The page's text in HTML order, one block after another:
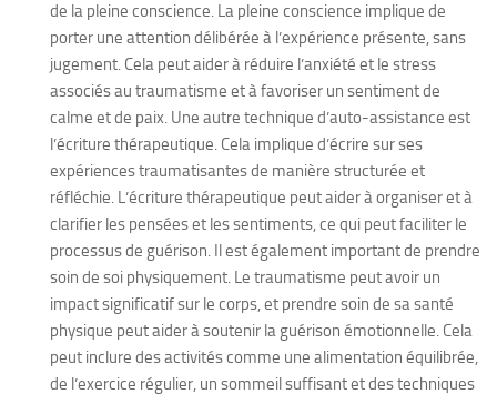
de la pleine conscience. La pleine conscience implique de
porter une attention délibérée à l’expérience présente, sans
jugement. Cela peut aider à réduire l’anxiété et le stress
associés au traumatisme et à favoriser un sentiment de
calme et de paix. Une autre technique d’auto-assistance est
l’écriture thérapeutique. Cela implique d’écrire sur ses
expériences traumatisantes de manière structurée et
réfléchie. L’écriture thérapeutique peut aider à organiser et à
clarifier les pensées et les sentiments, ce qui peut faciliter le
processus de guérison. Il est également important de prendre
soin de soi physiquement. Le traumatisme peut avoir un
impact significatif sur le corps, et prendre soin de sa santé
physique peut aider à soutenir la guérison émotionnelle. Cela
peut inclure des activités comme une alimentation équilibrée,
de l’exercice régulier, un sommeil suffisant et des techniques